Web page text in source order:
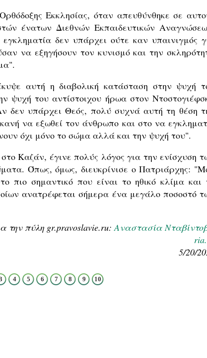
Εκκλησίας, όταν απευθύνθηκε σε
ένατων Διεθνών Εκπαιδευτικών
δεν υπάρχει ούτε καν υπαινιγμός
να εξηγήσουν τον κυνισμό και την
αυτή η διαβολική κατάσταση στην ψυχή
ψυχή του αντίστοιχου ήρωα στον
δεν υπάρχει Θεός, πολύ συχνά αυτή τη θέση
να εξωθεί τον άνθρωπο και στο να
όχι μόνο το σώμα αλλά και την ψυχή του".
Καζάν, έγινε πολύς λόγος για την ενίσχυση
Όπως, όμως, διευκρίνισε ο Πατριάρχης:
πιο σημαντικό που είναι το ηθικό κλίμα και
ανατρέφεται σήμερα ένα μεγάλο ποσοστό
την πύλη gr.pravoslavie.ru:Αναστασία
5/20/
4 5 6 7 8 9 10